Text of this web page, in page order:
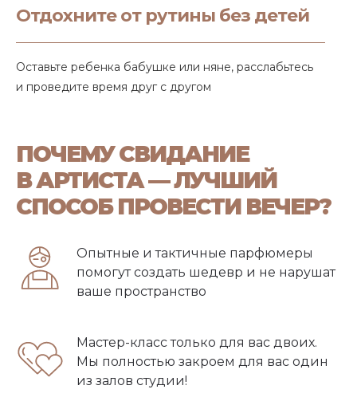
Отдохните от рутины без детей
Оставьте ребенка бабушке или няне, расслабьтесь
и проведите время друг с другом
ПОЧЕМУ СВИДАНИЕ
В АРТИСТА — ЛУЧШИЙ
СПОСОБ ПРОВЕСТИ ВЕЧЕР?
Опытные и тактичные парфюмеры
помогут создать шедевр и не нарушат
ваше пространство
Мастер-класс только для вас двоих.
Мы полностью закроем для вас один
из залов студии!